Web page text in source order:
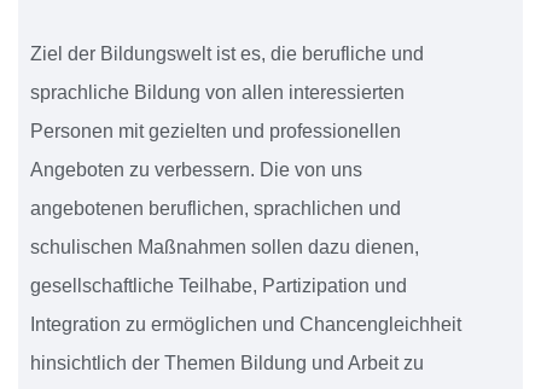
Ziel der Bildungswelt ist es, die berufliche und
sprachliche Bildung von allen interessierten
Personen mit gezielten und professionellen
Angeboten zu verbessern. Die von uns
angebotenen beruflichen, sprachlichen und
schulischen Maßnahmen sollen dazu dienen,
gesellschaftliche Teilhabe, Partizipation und
Integration zu ermöglichen und Chancengleichheit
hinsichtlich der Themen Bildung und Arbeit zu